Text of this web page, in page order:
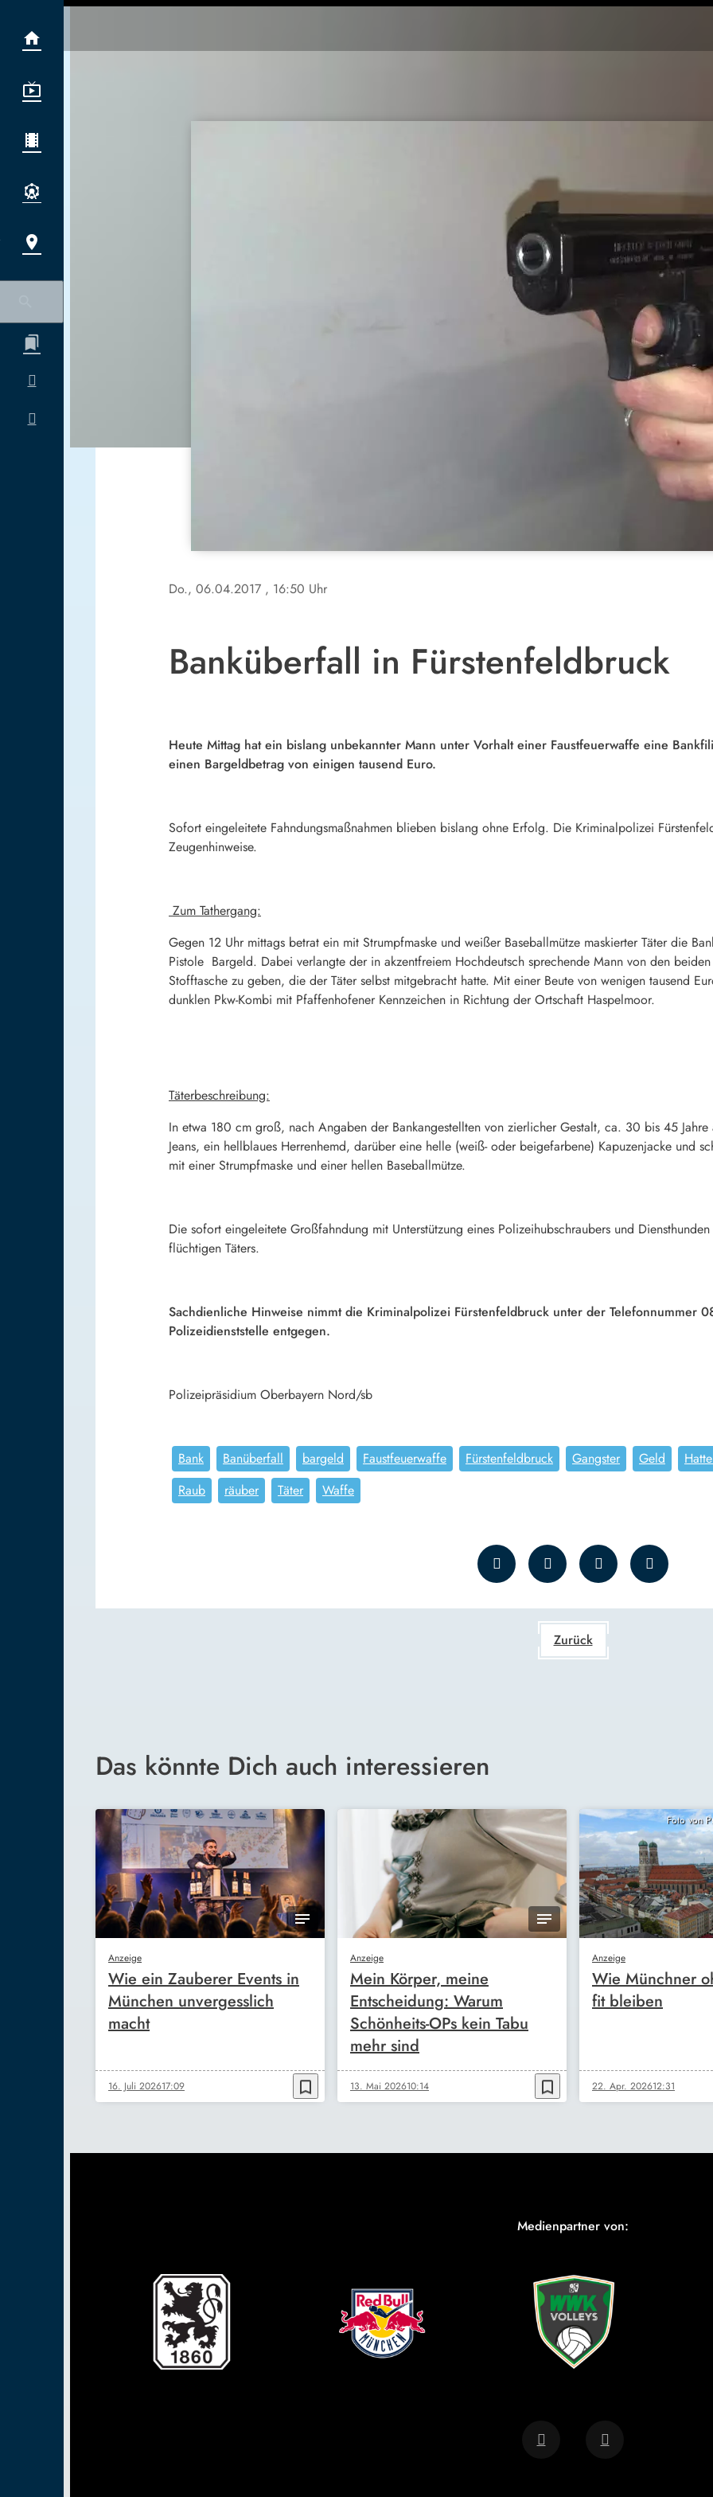
Do., 06.04.2017 , 16:50 Uhr
Banküberfall in Fürstenfeldbruck
Heute Mittag hat ein bislang unbekannter Mann unter Vorhalt einer Faustfeuerwaffe eine
einen Bargeldbetrag von einigen tausend Euro.
Sofort eingeleitete Fahndungsmaßnahmen blieben bislang ohne Erfolg. Die Kriminalpolizei
Zeugenhinweise.
Zum Tathergang:
Gegen 12 Uhr mittags betrat ein mit Strumpfmaske und weißer Baseballmütze maskierter Täter die
Pistole Bargeld. Dabei verlangte der in akzentfreiem Hochdeutsch sprechende Mann von den
Stofftasche zu geben, die der Täter selbst mitgebracht hatte. Mit einer Beute von wenigen tausend
dunklen Pkw-Kombi mit Pfaffenhofener Kennzeichen in Richtung der Ortschaft Haspelmoor.
Täterbeschreibung:
In etwa 180 cm groß, nach Angaben der Bankangestellten von zierlicher Gestalt, ca. 30 bis 45 Jahre
Jeans, ein hellblaues Herrenhemd, darüber eine helle (weiß- oder beigefarbene) Kapuzenjacke und
mit einer Strumpfmaske und einer hellen Baseballmütze.
Die sofort eingeleitete Großfahndung mit Unterstützung eines Polizeihubschraubers und
flüchtigen Täters.
Sachdienliche Hinweise nimmt die Kriminalpolizei Fürstenfeldbruck unter der Telefonnummer
Polizeidienststelle entgegen.
Polizeipräsidium Oberbayern Nord/sb
Bank Banüberfall bargeld Faustfeuerwaffe Fürstenfeldbruck Gangster Geld
Raub
räuber Täter Waffe
Zurück
Das könnte Dich auch interessieren
Anzeige
Wie ein Zauberer Events in
München unvergesslich
macht
16. Juli 202617:09 bookmark_border
Anzeige
Mein Körper, meine
Entscheidung: Warum
Schönheits-OPs kein Tabu
mehr sind
13. Mai 202610:14 bookmark_border
Foto von
Anzeige
Wie Münchner
fit bleiben
22. Apr. 202612:31
Medienpartner von: